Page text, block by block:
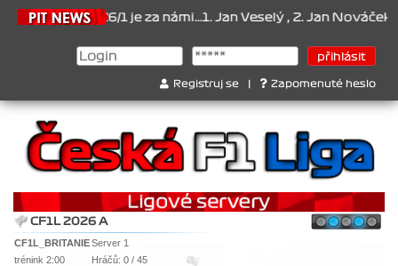
1 je za námi...1. Jan Veselý , 2. Jan Nováček , 3. Jakub
Registruj se Zapomenuté heslo
CF1L 2026 A
CF1L_BRITANIEServer 1
trénink 2:00
Hráčů: 0 / 45